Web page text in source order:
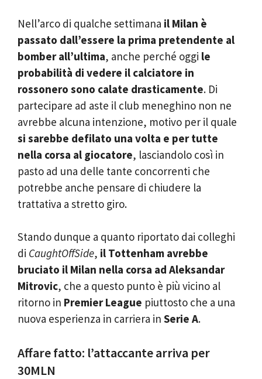
Nell’arco di qualche settimana il Milan è
passato dall’essere la prima pretendente al
bomber all’ultima, anche perché oggi le
probabilità di vedere il calciatore in
rossonero sono calate drasticamente. Di
partecipare ad aste il club meneghino non ne
avrebbe alcuna intenzione, motivo per il quale
si sarebbe defilato una volta e per tutte
nella corsa al giocatore, lasciandolo così in
pasto ad una delle tante concorrenti che
potrebbe anche pensare di chiudere la
trattativa a stretto giro.
Stando dunque a quanto riportato dai colleghi
di CaughtOffSide, il Tottenham avrebbe
bruciato il Milan nella corsa ad Aleksandar
Mitrovic, che a questo punto è più vicino al
ritorno in Premier League piuttosto che a una
nuova esperienza in carriera in Serie A.
Affare fatto: l’attaccante arriva per
30MLN